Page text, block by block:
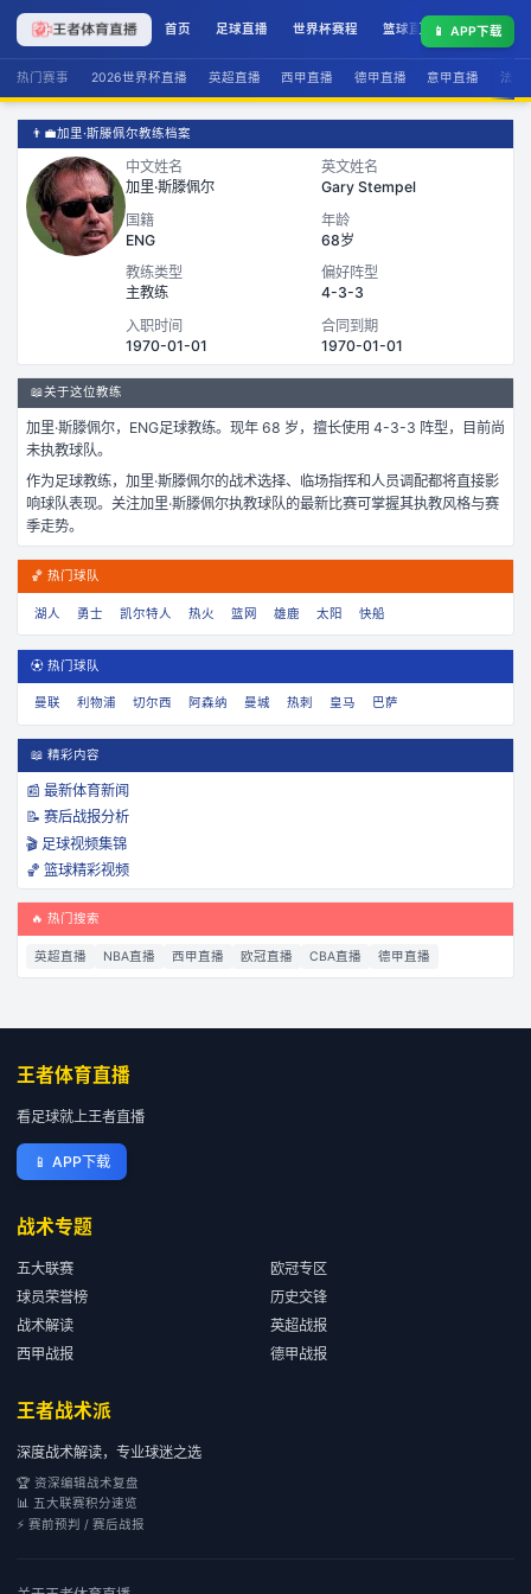
首页 足球直播 世界杯赛程 篮球直播 联赛积分
📱 APP下载
热门赛事 2026世界杯直播 英超直播 西甲直播 德甲直播 意甲直播 法甲
👨‍💼加里·斯滕佩尔教练档案
中文姓名
加里·斯滕佩尔
英文姓名
Gary Stempel
国籍
ENG
年龄
68岁
教练类型
主教练
偏好阵型
4-3-3
入职时间
1970-01-01
合同到期
1970-01-01
📖关于这位教练
加里·斯滕佩尔， ENG足球教练。 现年 68 岁， 擅长使用 4-3-3 阵型，
目前尚
未执教球队。
作为足球教练， 加里·斯滕佩尔的战术选择、临场指挥和人员调配都将直接影
响球队表现。关注加里·斯滕佩尔执教球队的最新比赛可掌握其执教风格与赛
季走势。
🏀 热门球队
湖人 勇士 凯尔特人 热火 篮网 雄鹿 太阳 快船
⚽ 热门球队
曼联 利物浦 切尔西 阿森纳 曼城 热刺 皇马 巴萨
📖 精彩内容
📰 最新体育新闻
📝 赛后战报分析
🎬 足球视频集锦
🏀 篮球精彩视频
🔥 热门搜索
英超直播 NBA直播 西甲直播 欧冠直播 CBA直播 德甲直播
王者体育直播
看足球就上王者直播
📱 APP下载
战术专题
五大联赛
欧冠专区
球员荣誉榜
历史交锋
战术解读
英超战报
西甲战报
德甲战报
王者战术派
深度战术解读，专业球迷之选
🏆 资深编辑战术复盘
📊 五大联赛积分速览
⚡ 赛前预判 / 赛后战报